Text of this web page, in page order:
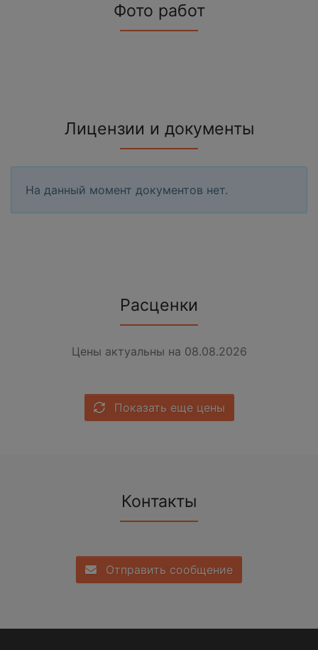
Фото работ
Лицензии и документы
На данный момент документов нет.
Расценки
Цены актуальны на 08.08.2026
Показать еще цены
Контакты
Отправить сообщение